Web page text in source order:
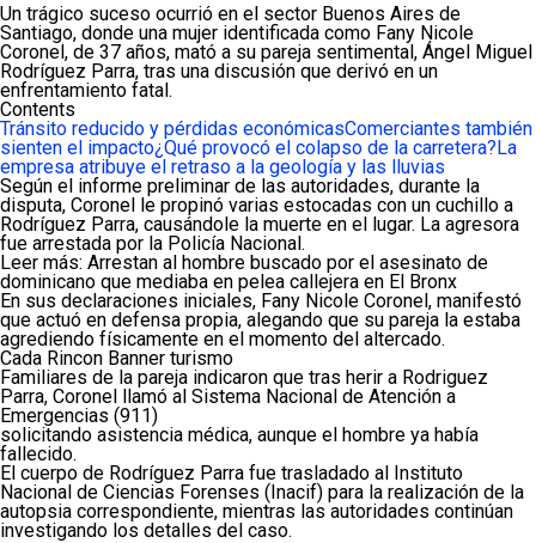
Un trágico suceso ocurrió en el sector Buenos Aires de
Santiago, donde una mujer identificada como Fany Nicole
Coronel, de 37 años, mató a su pareja sentimental, Ángel Miguel
Rodríguez Parra, tras una discusión que derivó en un
enfrentamiento fatal.
Contents
Tránsito reducido y pérdidas económicasComerciantes también
sienten el impacto¿Qué provocó el colapso de la carretera?La
empresa atribuye el retraso a la geología y las lluvias
Según el informe preliminar de las autoridades, durante la
disputa, Coronel le propinó varias estocadas con un cuchillo a
Rodríguez Parra, causándole la muerte en el lugar. La agresora
fue arrestada por la Policía Nacional.
Leer más: Arrestan al hombre buscado por el asesinato de
dominicano que mediaba en pelea callejera en El Bronx
En sus declaraciones iniciales, Fany Nicole Coronel, manifestó
que actuó en defensa propia, alegando que su pareja la estaba
agrediendo físicamente en el momento del altercado.
Cada Rincon Banner turismo
Familiares de la pareja indicaron que tras herir a Rodriguez
Parra, Coronel llamó al Sistema Nacional de Atención a
Emergencias (911)
solicitando asistencia médica, aunque el hombre ya había
fallecido.
El cuerpo de Rodríguez Parra fue trasladado al Instituto
Nacional de Ciencias Forenses (Inacif) para la realización de la
autopsia correspondiente, mientras las autoridades continúan
investigando los detalles del caso.